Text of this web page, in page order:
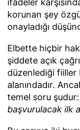
ifadeler
korunan şey
onayladığı
Elbette hiçbir
şiddete açık
düzenlediği
alanındadır.
temel soru şudur:
başvurulacak ilk